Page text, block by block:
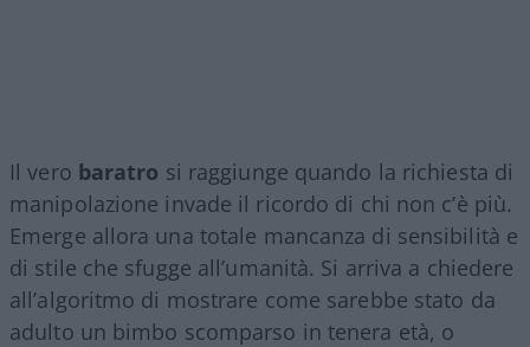
Il vero baratro si raggiunge quando la richiesta di
manipolazione invade il ricordo di chi non c’è più.
Emerge allora una totale mancanza di sensibilità e
di stile che sfugge all’umanità. Si arriva a chiedere
all’algoritmo di mostrare come sarebbe stato da
adulto un bimbo scomparso in tenera età, o